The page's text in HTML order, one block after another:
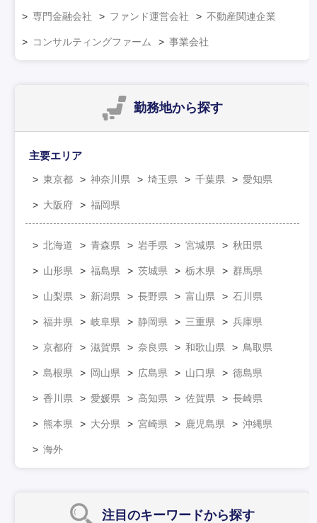
専門金融会社 ファンド運営会社 不動産関連企業
コンサルティングファーム 事業会社
勤務地から探す
主要エリア
東京都 神奈川県 埼玉県 千葉県 愛知県
大阪府 福岡県
北海道 青森県 岩手県 宮城県 秋田県
山形県 福島県 茨城県 栃木県 群馬県
山梨県 新潟県 長野県 富山県 石川県
福井県 岐阜県 静岡県 三重県 兵庫県
京都府 滋賀県 奈良県 和歌山県 鳥取県
島根県 岡山県 広島県 山口県 徳島県
香川県 愛媛県 高知県 佐賀県 長崎県
熊本県 大分県 宮崎県 鹿児島県 沖縄県
海外
注目のキーワードから探す